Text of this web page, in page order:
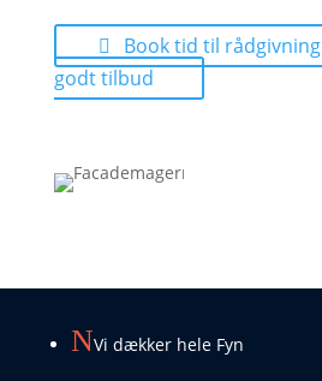
Book tid til rådgivning
godt tilbud
NVi dækker hele Fyn